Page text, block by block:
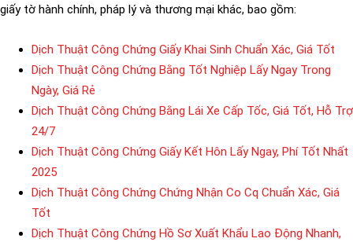
giấy tờ hành chính, pháp lý và thương mại khác, bao gồm:
Dịch Thuật Công Chứng Giấy Khai Sinh Chuẩn Xác, Giá Tốt
Dịch Thuật Công Chứng Bằng Tốt Nghiệp Lấy Ngay Trong
Ngày, Giá Rẻ
Dịch Thuật Công Chứng Bằng Lái Xe Cấp Tốc, Giá Tốt, Hỗ Trợ
24/7
Dịch Thuật Công Chứng Giấy Kết Hôn Lấy Ngay, Phí Tốt Nhất
2025
Dịch Thuật Công Chứng Chứng Nhận Co Cq Chuẩn Xác, Giá
Tốt
Dịch Thuật Công Chứng Hồ Sơ Xuất Khẩu Lao Động Nhanh,